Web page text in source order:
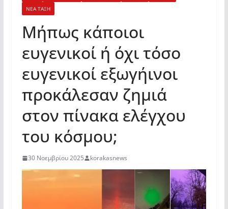
ΝΕΑ ΤΑΞΗ
Μήπως κάποιοι
ευγενικοί ή όχι τόσο
ευγενικοί εξωγήινοι
προκάλεσαν ζημιά
στον πίνακα ελέγχου
του κόσμου;
30 Νοεμβρίου 2025 korakasnews